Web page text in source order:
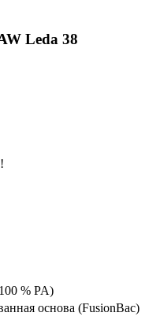
Leda 38
% PA)
основа (FusionBac)